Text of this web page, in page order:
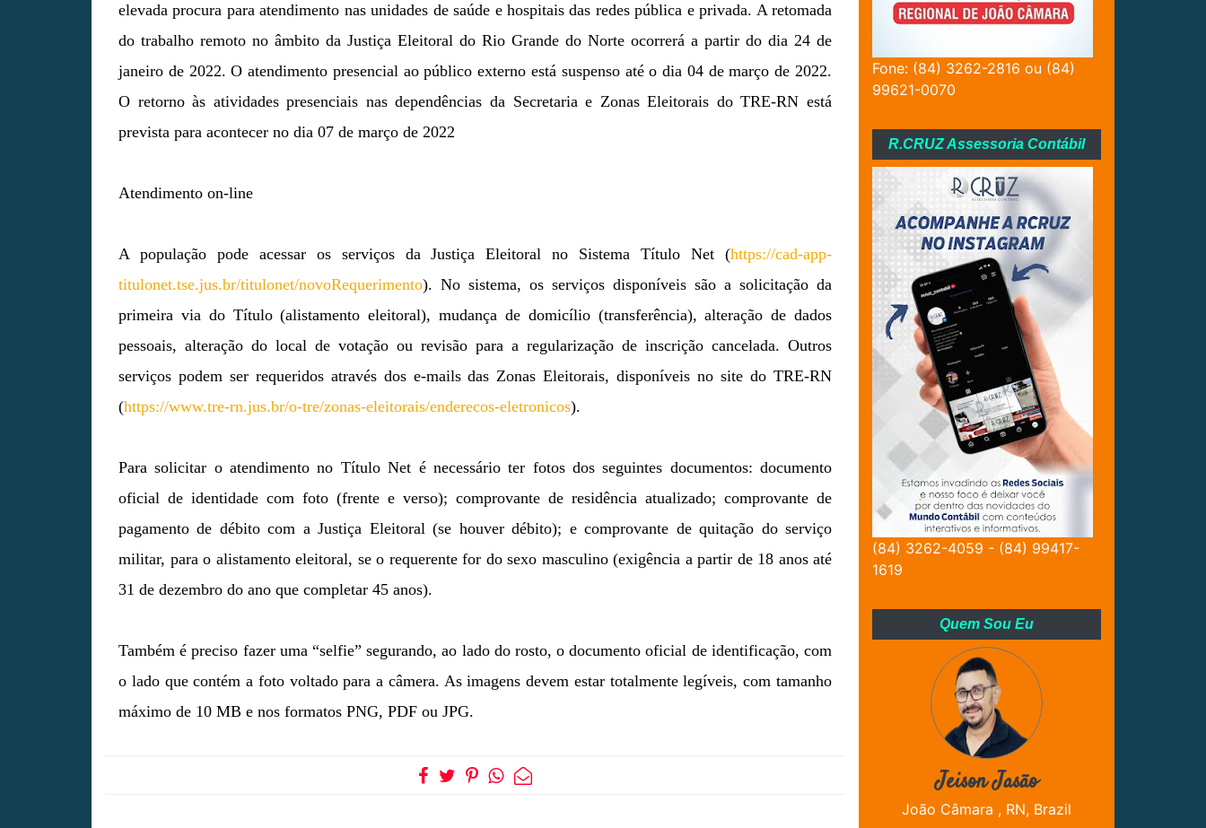
elevada procura para atendimento nas unidades de saúde e hospitais das redes pública e privada. A retomada
do trabalho remoto no âmbito da Justiça Eleitoral do Rio Grande do Norte ocorrerá a partir do dia 24 de
janeiro de 2022. O atendimento presencial ao público externo está suspenso até o dia 04 de março de 2022.
O retorno às atividades presenciais nas dependências da Secretaria e Zonas Eleitorais do TRE-RN está
prevista para acontecer no dia 07 de março de 2022
Atendimento on-line
A população pode acessar os serviços da Justiça Eleitoral no Sistema Título Net (https://cad-app-
titulonet.tse.jus.br/titulonet/novoRequerimento). No sistema, os serviços disponíveis são a solicitação da
primeira via do Título (alistamento eleitoral), mudança de domicílio (transferência), alteração de dados
pessoais, alteração do local de votação ou revisão para a regularização de inscrição cancelada. Outros
serviços podem ser requeridos através dos e-mails das Zonas Eleitorais, disponíveis no site do TRE-RN
(https://www.tre-rn.jus.br/o-tre/zonas-eleitorais/enderecos-eletronicos).
Para solicitar o atendimento no Título Net é necessário ter fotos dos seguintes documentos: documento
oficial de identidade com foto (frente e verso); comprovante de residência atualizado; comprovante de
pagamento de débito com a Justiça Eleitoral (se houver débito); e comprovante de quitação do serviço
militar, para o alistamento eleitoral, se o requerente for do sexo masculino (exigência a partir de 18 anos até
31 de dezembro do ano que completar 45 anos).
Também é preciso fazer uma “selfie” segurando, ao lado do rosto, o documento oficial de identificação, com
o lado que contém a foto voltado para a câmera. As imagens devem estar totalmente legíveis, com tamanho
máximo de 10 MB e nos formatos PNG, PDF ou JPG.
Fone: (84) 3262-2816 ou (84)
99621-0070
R.CRUZ Assessoria Contábil
(84) 3262-4059 - (84) 99417-
1619
Quem Sou Eu
Jeison Jasão
João Câmara , RN, Brazil